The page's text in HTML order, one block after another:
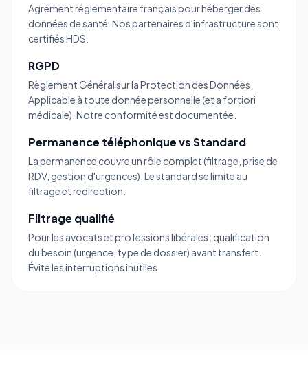
Agrément réglementaire français pour héberger des
données de santé. Nos partenaires d'infrastructure sont
certifiés HDS.
RGPD
Règlement Général sur la Protection des Données.
Applicable à toute donnée personnelle (et a fortiori
médicale). Notre conformité est documentée.
Permanence téléphonique vs Standard
La permanence couvre un rôle complet (filtrage, prise de
RDV, gestion d'urgences). Le standard se limite au
filtrage et redirection.
Filtrage qualifié
Pour les avocats et professions libérales : qualification
du besoin (urgence, type de dossier) avant transfert.
Évite les interruptions inutiles.